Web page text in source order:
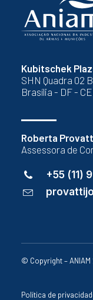
Kubitschek
SHN Quadra 02
Brasília - DF -
Roberta
Assessora de
+55 (11)
© Copyright – ANIAM
Política de